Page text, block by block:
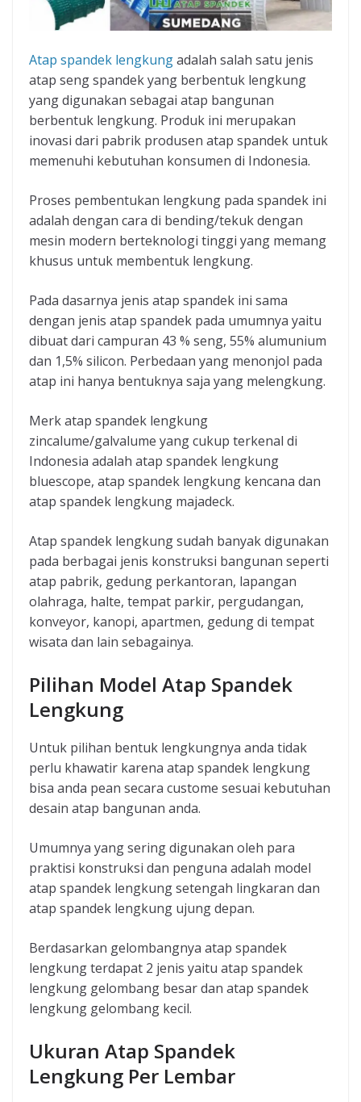
Atap spandek lengkungadalah salah satu jenis
atap seng spandek yang berbentuk lengkung
yang digunakan sebagai atap bangunan
berbentuk lengkung. Produk ini merupakan
inovasi dari pabrik produsen atap spandek untuk
memenuhi kebutuhan konsumen di Indonesia.
Proses pembentukan lengkung pada spandek ini
adalah dengan cara di bending/tekuk dengan
mesin modern berteknologi tinggi yang memang
khusus untuk membentuk lengkung.
Pada dasarnya jenis atap spandek ini sama
dengan jenis atap spandek pada umumnya yaitu
dibuat dari campuran 43 % seng, 55% alumunium
dan 1,5% silicon. Perbedaan yang menonjol pada
atap ini hanya bentuknya saja yang melengkung.
Merk atap spandek lengkung
zincalume/galvalume yang cukup terkenal di
Indonesia adalah atap spandek lengkung
bluescope, atap spandek lengkung kencana dan
atap spandek lengkung majadeck.
Atap spandek lengkung sudah banyak digunakan
pada berbagai jenis konstruksi bangunan seperti
atap pabrik, gedung perkantoran, lapangan
olahraga, halte, tempat parkir, pergudangan,
konveyor, kanopi, apartmen, gedung di tempat
wisata dan lain sebagainya.
Pilihan Model Atap Spandek
Lengkung
Untuk pilihan bentuk lengkungnya anda tidak
perlu khawatir karena atap spandek lengkung
bisa anda pean secara custome sesuai kebutuhan
desain atap bangunan anda.
Umumnya yang sering digunakan oleh para
praktisi konstruksi dan penguna adalah model
atap spandek lengkung setengah lingkaran dan
atap spandek lengkung ujung depan.
Berdasarkan gelombangnya atap spandek
lengkung terdapat 2 jenis yaitu atap spandek
lengkung gelombang besar dan atap spandek
lengkung gelombang kecil.
Ukuran Atap Spandek
Lengkung Per Lembar